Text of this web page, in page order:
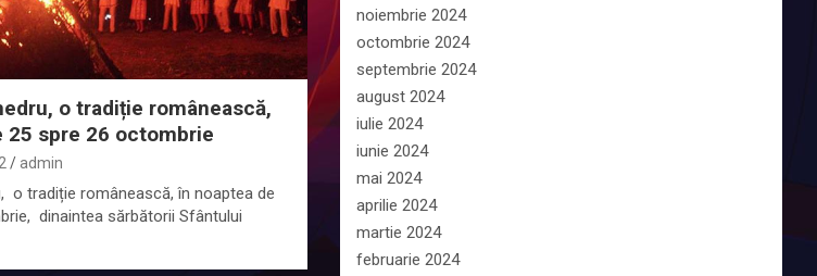
o tradiție românească,
25 spre 26 octombrie
admin
o tradiție românească, în noaptea de
dinaintea sărbătorii Sfântului
noiembrie 2024
octombrie 2024
septembrie 2024
august 2024
iulie 2024
iunie 2024
mai 2024
aprilie 2024
martie 2024
februarie 2024